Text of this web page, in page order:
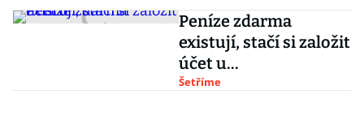
Peníze zdarma
existují, stačí si založit
účet u...
Šetříme